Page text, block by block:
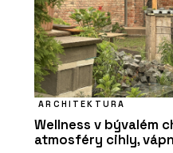
ARCHITEKTURA
Wellness v bývalém
atmosféry cihly,